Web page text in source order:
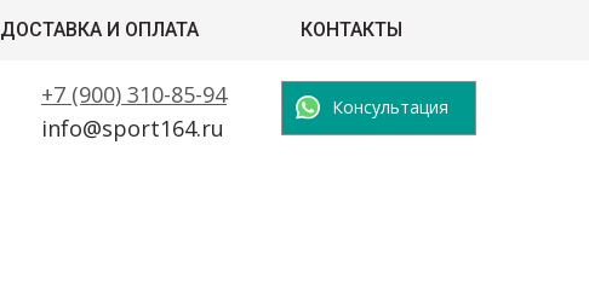
+7 (900) 310-85-94 Консультация
info@sport164.ru
ДОСТАВКА И ОПЛАТА КОНТАКТЫ